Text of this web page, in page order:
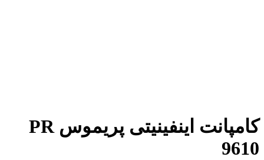
کامپانت اینفینیتی پریموس PR
9610